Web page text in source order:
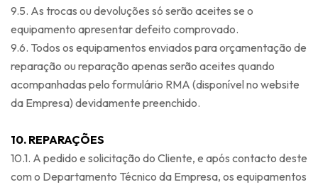
9.5. As trocas ou devoluções só serão aceites se o
equipamento apresentar defeito comprovado.
9.6. Todos os equipamentos enviados para orçamentação de
reparação ou reparação apenas serão aceites quando
acompanhadas pelo formulário RMA (disponível no website
da Empresa) devidamente preenchido.
10. REPARAÇÕES
10.1. A pedido e solicitação do Cliente, e após contacto deste
com o Departamento Técnico da Empresa, os equipamentos